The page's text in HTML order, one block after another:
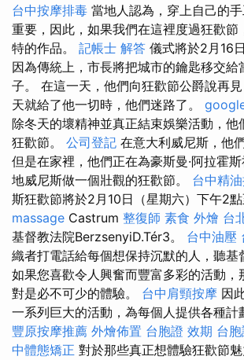
台中按摩排毒 當地人認為，穿上自己的
重要，因此，如果我們在這裡度過狂歡節
特的作品。 記帳士 解答 儀式將於2月16
因為傳統上，市長將把城市的鑰匙移交給
子。 在這一天，他們向狂歡節公爵說再
天就給了他一切時，他們迷路了。
除冬天的壞精神並真正結束娛樂活動，他
狂歡節。 公司登記 在意大利威尼斯，他
但是在家裡，他們正在為豪斯曼·阿拉霍
地威尼斯做一個壯觀的狂歡節。 台中精
斯狂歡節將於2月10日（星期六）下午2點
massage Castrum 整復師 素食 外燴 台
基督教法院BerzsenyiD.Tér3。 台中油壓
織者打電話給每個想保持沉默的人，聽基
如果您喜歡令人興奮而豐富多彩的活動，
對是必不可少的體驗。 台中肩頸按摩 因
一系列巨大的活動，為每個人提供各種計
豐原按摩推薦 外燴佈置 台胞證 效期 台
中體態矯正 對於那些真正想體驗狂歡節